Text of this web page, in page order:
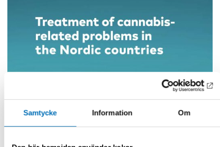
Samtycke Information Om